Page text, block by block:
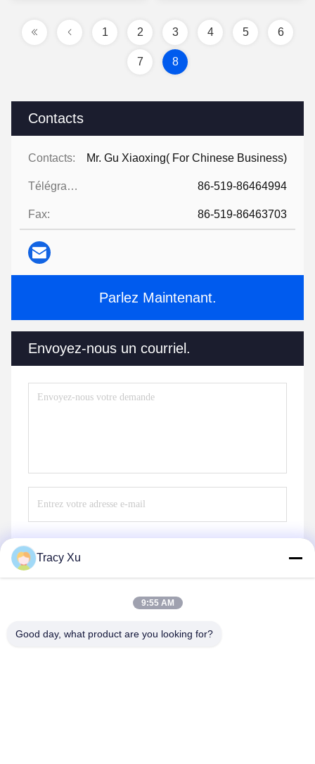
Contacts
Contacts: Mr. Gu Xiaoxing( For Chinese Business)
Télégramme: 86-519-86464994
Fax: 86-519-86463703
Parlez Maintenant.
Envoyez-nous un courriel.
1 2 3 4 5 6
7 8
Tracy Xu
9:55 AM
Good day, what product are you looking for?